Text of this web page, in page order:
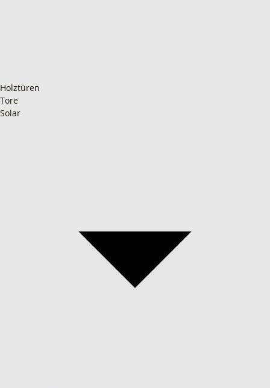
Holztüren
Tore
Solar